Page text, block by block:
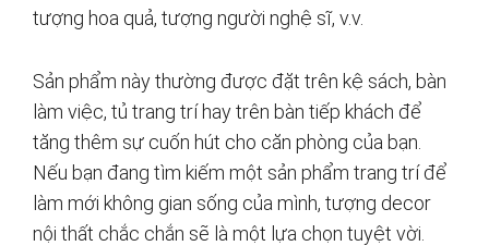
tượng hoa quả, tượng người nghệ sĩ, v.v.
Sản phẩm này thường được đặt trên kệ sách, bàn
làm việc, tủ trang trí hay trên bàn tiếp khách để
tăng thêm sự cuốn hút cho căn phòng của bạn.
Nếu bạn đang tìm kiếm một sản phẩm trang trí để
làm mới không gian sống của mình, tượng decor
nội thất chắc chắn sẽ là một lựa chọn tuyệt vời.